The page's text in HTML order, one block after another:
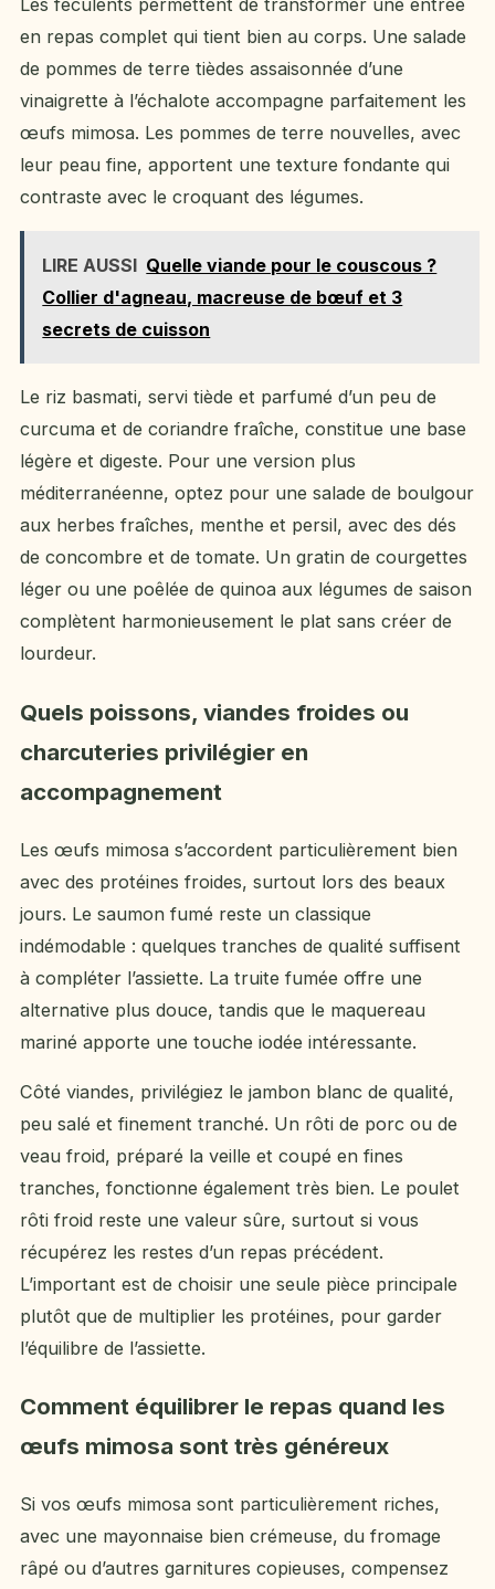
en repas complet qui tient bien au corps. Une salade
de pommes de terre tièdes assaisonnée d’une
vinaigrette à l’échalote accompagne parfaitement les
œufs mimosa. Les pommes de terre nouvelles, avec
leur peau fine, apportent une texture fondante qui
contraste avec le croquant des légumes.
LIRE AUSSI Quelle viande pour le couscous ?
Collier d'agneau, macreuse de bœuf et 3
secrets de cuisson
Le riz basmati, servi tiède et parfumé d’un peu de
curcuma et de coriandre fraîche, constitue une base
légère et digeste. Pour une version plus
méditerranéenne, optez pour une salade de boulgour
aux herbes fraîches, menthe et persil, avec des dés
de concombre et de tomate. Un gratin de courgettes
léger ou une poêlée de quinoa aux légumes de saison
complètent harmonieusement le plat sans créer de
lourdeur.
Quels poissons, viandes froides ou
charcuteries privilégier en
accompagnement
Les œufs mimosa s’accordent particulièrement bien
avec des protéines froides, surtout lors des beaux
jours. Le saumon fumé reste un classique
indémodable : quelques tranches de qualité suffisent
à compléter l’assiette. La truite fumée offre une
alternative plus douce, tandis que le maquereau
mariné apporte une touche iodée intéressante.
Côté viandes, privilégiez le jambon blanc de qualité,
peu salé et finement tranché. Un rôti de porc ou de
veau froid, préparé la veille et coupé en fines
tranches, fonctionne également très bien. Le poulet
rôti froid reste une valeur sûre, surtout si vous
récupérez les restes d’un repas précédent.
L’important est de choisir une seule pièce principale
plutôt que de multiplier les protéines, pour garder
l’équilibre de l’assiette.
Comment équilibrer le repas quand les
œufs mimosa sont très généreux
Si vos œufs mimosa sont particulièrement riches,
avec une mayonnaise bien crémeuse, du fromage
râpé ou d’autres garnitures copieuses, compensez